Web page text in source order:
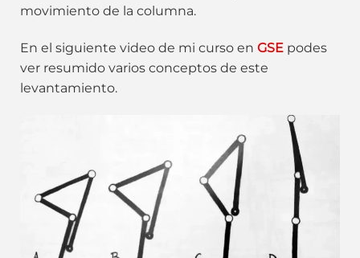
movimiento de la columna.
En el siguiente video de mi curso en GSE podes
ver resumido varios conceptos de este
levantamiento.